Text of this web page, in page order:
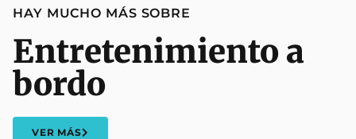
HAY MUCHO MÁS SOBRE
Entretenimiento a
bordo
VER MÁS